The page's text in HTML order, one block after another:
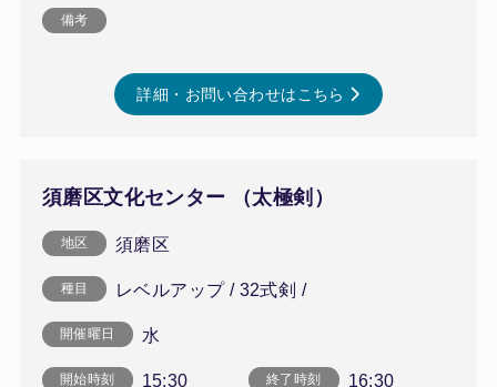
備考
詳細・お問い合わせはこちら
須磨区文化センター （太極剣）
地区 須磨区
種目 レベルアップ / 32式剣 /
開催曜日 水
開始時刻 15:30 終了時刻 16:30